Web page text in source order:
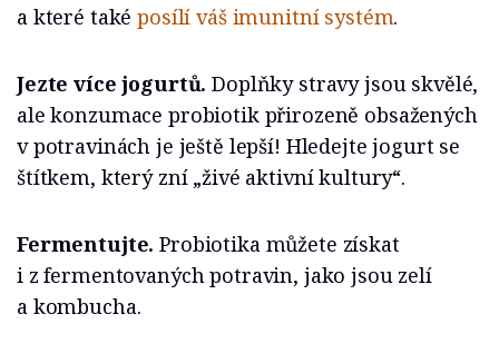
a které taképosílí váš imunitní systém.
Jezte více jogurtů. Doplňky stravy jsou skvělé,
ale konzumace probiotik přirozeně obsažených
v potravinách je ještě lepší! Hledejte jogurt se
štítkem, který zní „živé aktivní kultury“.
Fermentujte. Probiotika můžete získat
i z fermentovaných potravin, jako jsou zelí
a kombucha.